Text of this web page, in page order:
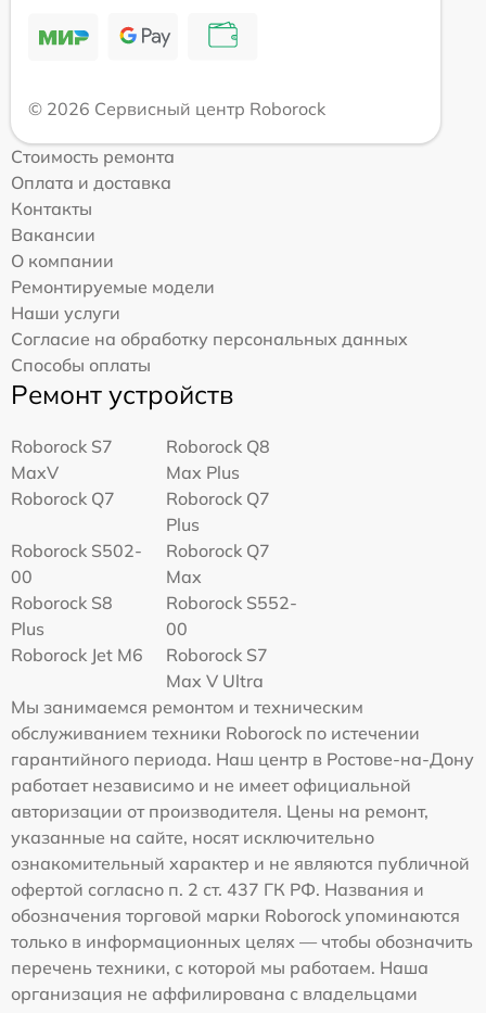
© 2026 Сервисный центр Roborock
Стоимость ремонта
Оплата и доставка
Контакты
Вакансии
О компании
Ремонтируемые модели
Наши услуги
Согласие на обработку персональных данных
Способы оплаты
Ремонт устройств
Roborock S7
MaxV
Roborock Q8
Max Plus
Roborock Q7
Roborock Q7
Plus
Roborock S502-
00
Roborock Q7
Max
Roborock S8
Plus
Roborock S552-
00
Roborock Jet M6
Roborock S7
Max V Ultra
Мы занимаемся ремонтом и техническим
обслуживанием техники Roborock по истечении
гарантийного периода. Наш центр в Ростове-на-Дону
работает независимо и не имеет официальной
авторизации от производителя. Цены на ремонт,
указанные на сайте, носят исключительно
ознакомительный характер и не являются публичной
офертой согласно п. 2 ст. 437 ГК РФ. Названия и
обозначения торговой марки Roborock упоминаются
только в информационных целях — чтобы обозначить
перечень техники, с которой мы работаем. Наша
организация не аффилирована с владельцами